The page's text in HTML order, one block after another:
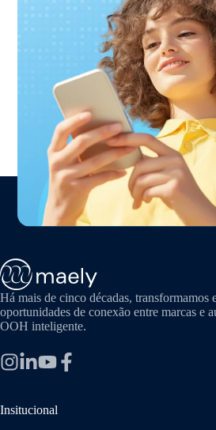
Há mais de cinco décadas, transformamos
oportunidades de conexão entre marcas e
OOH inteligente.
Insitucional